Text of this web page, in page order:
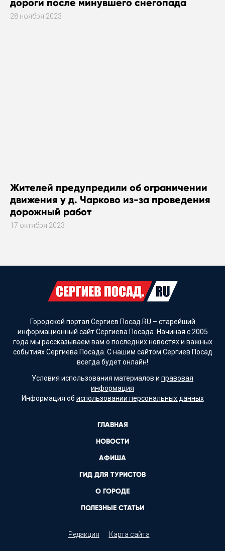
дороги после минувшего снегопада
28 ноября 2023
Жителей предупредили об ограничении
движения у д. Чарково из-за проведения
дорожный работ
17 октября 2023
Городской портал Сергиев Посад.RU – старейший
информационный сайт Сергиева Посада. Начиная с 2005
года мы рассказываем вам о последних новостях и важных
событиях Сергиева Посада. С нашим сайтом Сергиев Посад
всегда будет онлайн!
Условия использования материалов и правовая
информация
Информация об использовании персональных данных
ГЛАВНАЯ
НОВОСТИ
АФИША
ГИД ДЛЯ ТУРИСТОВ
О ГОРОДЕ
ПОЛЕЗНЫЕ СТАТЬИ
Редакция Карта сайта